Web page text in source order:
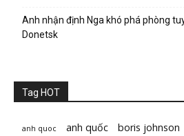
Anh nhận định Nga khó phá phòng
Donetsk
Tag HOT
anh quoc anh quốc boris johnson